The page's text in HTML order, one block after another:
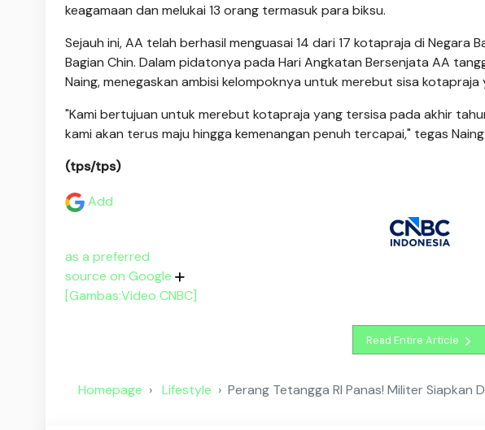
keagamaan dan melukai 13 orang termasuk para biksu.
Sejauh ini, AA telah berhasil menguasai 14 dari 17 kotapraja di Negara
Bagian Chin. Dalam pidatonya pada Hari Angkatan Bersenjata AA
Naing, menegaskan ambisi kelompoknya untuk merebut sisa kotapraja
"Kami bertujuan untuk merebut kotapraja yang tersisa pada akhir
kami akan terus maju hingga kemenangan penuh tercapai," tegas
(tps/tps)
Add
as a preferred
source on Google
[Gambas:Video CNBC]
Read Entire Article
Homepage Lifestyle Perang Tetangga RI Panas! Militer Siapkan